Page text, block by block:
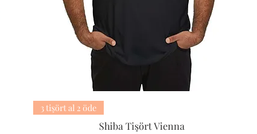
3 tişört al 2 öde
Shiba Tişört Vienna